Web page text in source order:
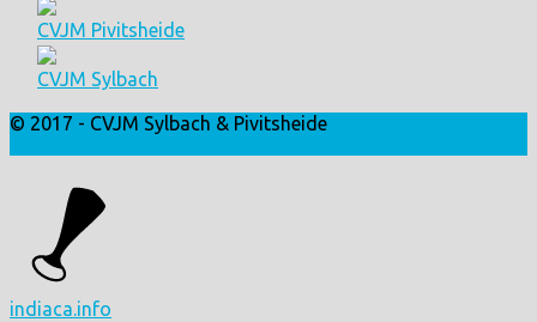
CVJM Pivitsheide
CVJM Sylbach
© 2017 - CVJM Sylbach & Pivitsheide
indiaca.info